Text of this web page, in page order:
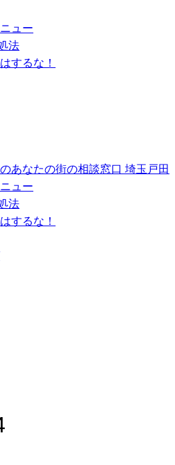
ュー
法
するな！
あなたの街の相談窓口 埼玉戸田
ュー
法
するな！